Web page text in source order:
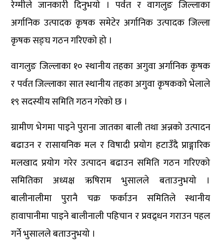
रेग्मीले जानकारी दिनुभयो । पर्वत र वागलुङ जिल्लाका
अर्गानिक उत्पादक कृषक समेटेर अर्गानिक उत्पादक जिल्ला
कृषक सङ्घ गठन गरिएको हो ।
वागलुङ जिल्लाका १० स्थानीय तहका अगुवा अर्गानिक कृषक
र पर्वत जिल्लाका सात स्थानीय तहका अगुवा कृषकको भेलाले
१९ सदस्यीय समिति गठन गरेको छ ।
ग्रामीण भेगमा पाइने पुराना जातका बाली तथा अन्नको उत्पादन
बढाउन र रासायनिक मल र विषादी प्रयोग हटाउँदै प्राङ्गारिक
मलखाद प्रयोग गरेर उत्पादन बढाउन समिति गठन गरिएको
समितिका अध्यक्ष ऋषिराम भुसालले बताउनुभयो ।
बालीनालीमा पुरानै चक्र फर्काउन समितिले स्थानीय
हावापानीमा पाइने बालीनाली पहिचान र प्रवद्र्धन गराउन पहल
गर्ने भुसालले बताउनुभयो ।